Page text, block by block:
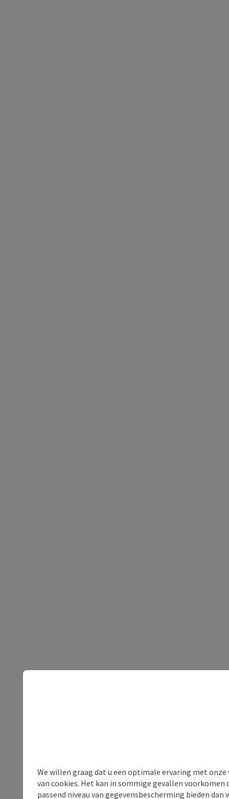
We willen graag dat u een optimale ervaring met
van cookies. Het kan in sommige gevallen voorkomen
passend niveau van gegevensbescherming bieden